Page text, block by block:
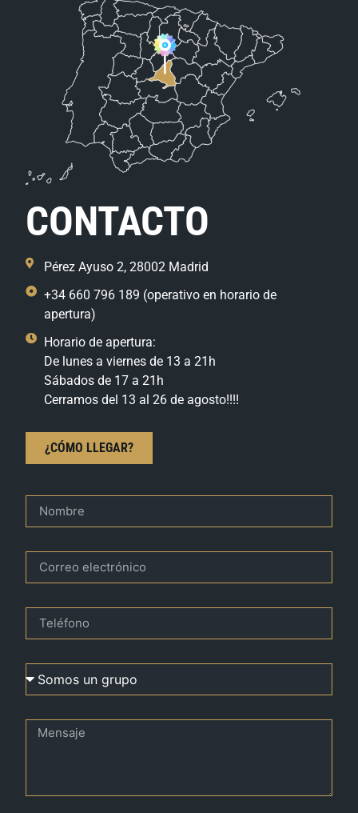
CONTACTO
Pérez Ayuso 2, 28002 Madrid
+34 660 796 189 (operativo en horario de
apertura)
Horario de apertura:
De lunes a viernes de 13 a 21h
Sábados de 17 a 21h
Cerramos del 13 al 26 de agosto!!!!
¿CÓMO LLEGAR?